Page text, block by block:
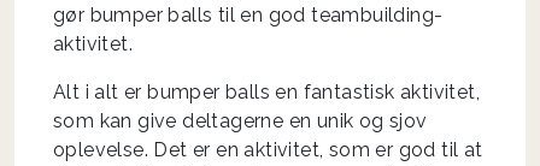
gør bumper balls til en god teambuilding-
aktivitet.
Alt i alt er bumper balls en fantastisk aktivitet,
som kan give deltagerne en unik og sjov
oplevelse. Det er en aktivitet, som er god til at